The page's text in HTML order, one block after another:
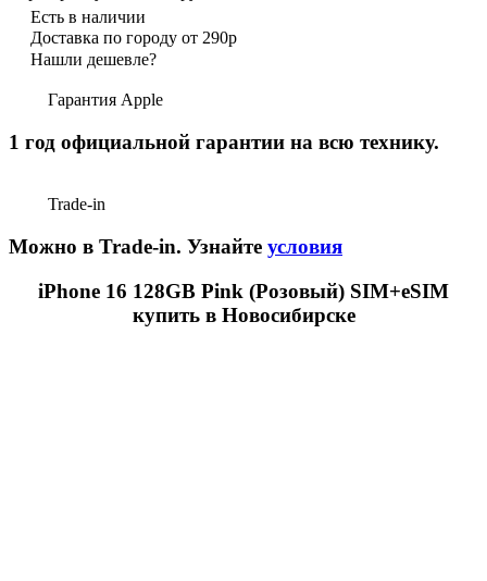
Есть в наличии
Доставка по городу от 290р
Нашли дешевле?
Гарантия Apple
1 год официальной гарантии на всю технику.
Trade-in
Можно в Trade-in. Узнайте условия
iPhone 16 128GB Pink (Розовый) SIM+eSIM
купить в Новосибирске